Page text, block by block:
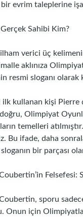
evrim taleplerine
Sahibi Kim?
verici üç
aklınıza
resmi sloganı
ilk kullanan kişi Pierre
Olimpiyat
temelleri
Bu ifade, daha
bir parçası
Felsefesi:
sporu
Onun için